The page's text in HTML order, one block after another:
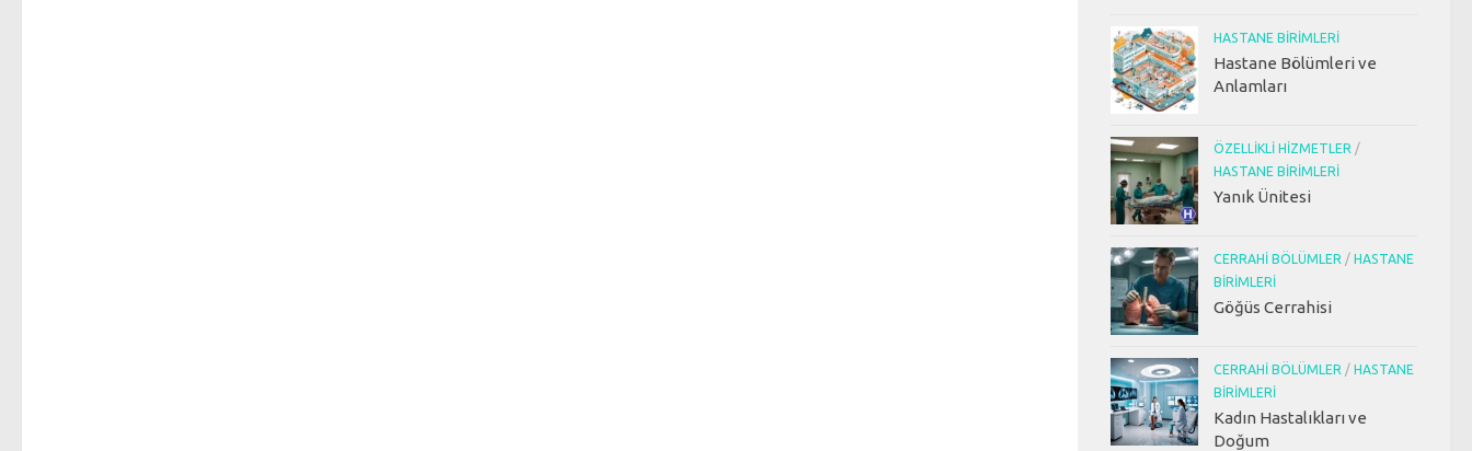
HASTANE BIRIMLERI
Hastane Bölümleri ve
Anlamları
ÖZELLIKLI HIZMETLER /
HASTANE BIRIMLERI
Yanık Ünitesi
CERRAHI BÖLÜMLER / HASTANE
BIRIMLERI
Göğüs Cerrahisi
CERRAHI BÖLÜMLER / HASTANE
BIRIMLERI
Kadın Hastalıkları ve
Doğum